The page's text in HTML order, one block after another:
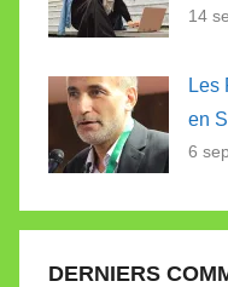
14
Les
en
6
DERNIERS